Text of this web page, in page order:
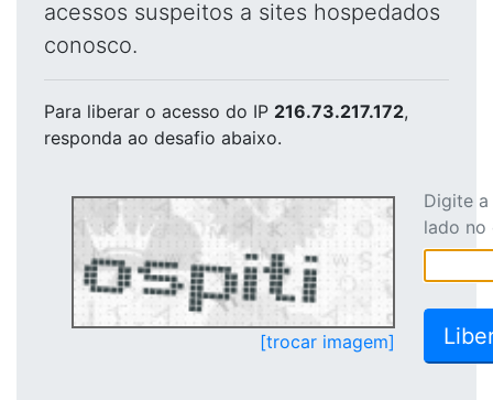
acessos suspeitos a sites hospedados
conosco.
Para liberar o acesso do IP 216.73.217.172,
responda ao desafio abaixo.
[trocar imagem]
Digite
lado no